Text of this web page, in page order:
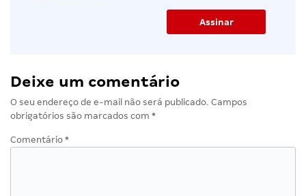
Deixe um comentário
O seu endereço de e-mail não será publicado. Campos
obrigatórios são marcados com *
Comentário *